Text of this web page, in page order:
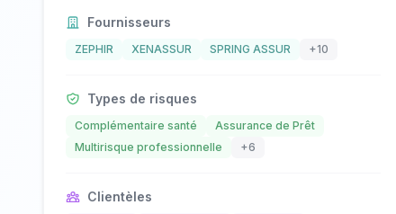
Fournisseurs
ZEPHIR XENASSUR SPRING ASSUR +10
Types de risques
Complémentaire santé
Assurance de Prêt
Multirisque professionnelle
+6
Clientèles